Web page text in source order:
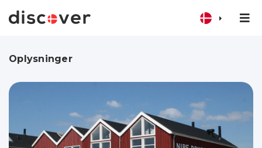
Oplysninger